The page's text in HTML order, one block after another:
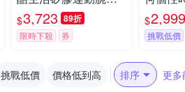
藍-44mm
$3,723 89折
限時下殺 券
銀-
m
$2,999
挑戰低價
挑戰低價 價格低到高 排序 更多